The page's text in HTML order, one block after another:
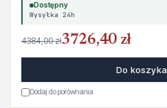
Dostępny
Wysyłka 24h
4384,00 zł3726,40 zł
Do koszyka
Dodaj do porównania